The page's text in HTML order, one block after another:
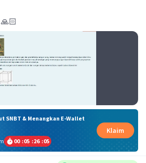
SNBT & Menangkan E-Wallet
00 :05 :26 :05
Klaim